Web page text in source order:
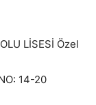
LİSESİ Özel
14-20